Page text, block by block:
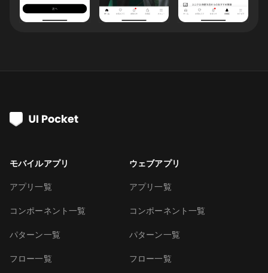
モバイルアプリ
アプリ一覧
コンポーネント一覧
パターン一覧
フロー一覧
ウェブアプリ
アプリ一覧
コンポーネント一覧
パターン一覧
フロー一覧